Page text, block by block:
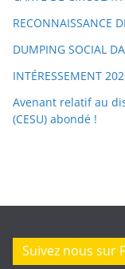
RECONNAISSANCE
DUMPING SOCIAL
INTÉRESSEMENT
Avenant relatif au
(CESU) abondé !
Suivez nous sur